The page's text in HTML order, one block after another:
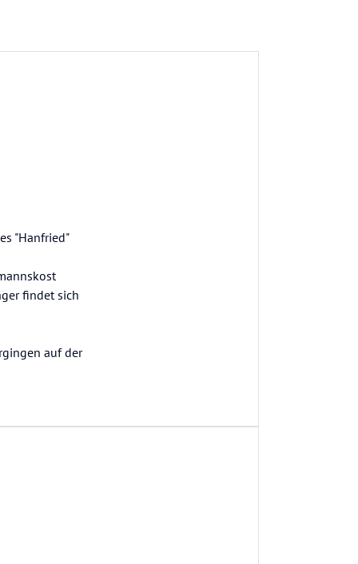
"Hanfried"
findet sich
auf der